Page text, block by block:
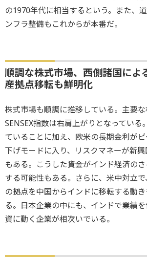
の1970年代に相当するという。また、
ンフラ整備もこれからが本番だ。
順調な株式市場、西側諸国によ
産拠点移転も鮮明化
株式市場も順調に推移している。主要
SENSEX指数は右肩上がりとなっている
ていることに加え、欧米の長期金利が
下げモードに入り、リスクマネーが新
もある。こうした資金がインド経済の
する可能性もある。さらに、米中対立
の拠点を中国からインドに移転する動
る。日本企業の中にも、インドで業績
資に動く企業が相次いでいる。